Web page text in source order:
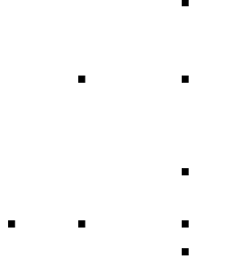
■ ■
■
■ ■
■
■